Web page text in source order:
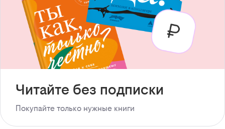
Читайте без подписки
Покупайте только нужные книги